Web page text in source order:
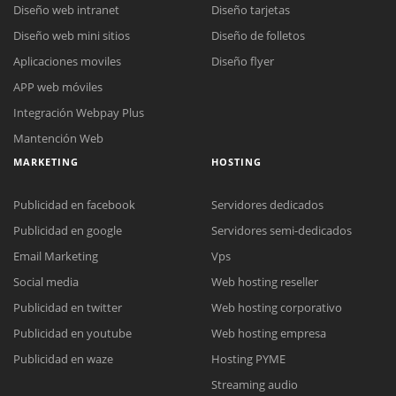
Reunión online
Meet para la reunión online.
Cotización
Chat Online
Todos nuestros ejecutivos están fuera de línea. Complete el formulario
Diseño web intranet
Diseño web mini sitios
Aplicaciones moviles
APP web móviles
Integración Webpay Plus
Mantención Web
Diseño tarjetas
Diseño de folletos
Diseño flyer
MARKETING
Publicidad en facebook
Publicidad en google
Email Marketing
Social media
Publicidad en twitter
Publicidad en youtube
Publicidad en waze
HOSTING
Servidores dedicados
Servidores semi-dedicados
Vps
Web hosting reseller
Web hosting corporativo
Web hosting empresa
Hosting PYME
Streaming audio